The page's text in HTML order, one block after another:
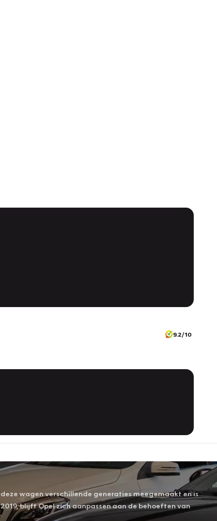
9.2/10
wagen verschillende generaties meegemaakt en is
blijft Opel zich aanpassen aan de behoeften van